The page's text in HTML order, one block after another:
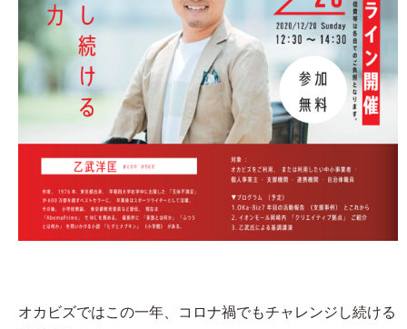
オカビズではこの一年、コロナ禍でもチャレンジし続ける